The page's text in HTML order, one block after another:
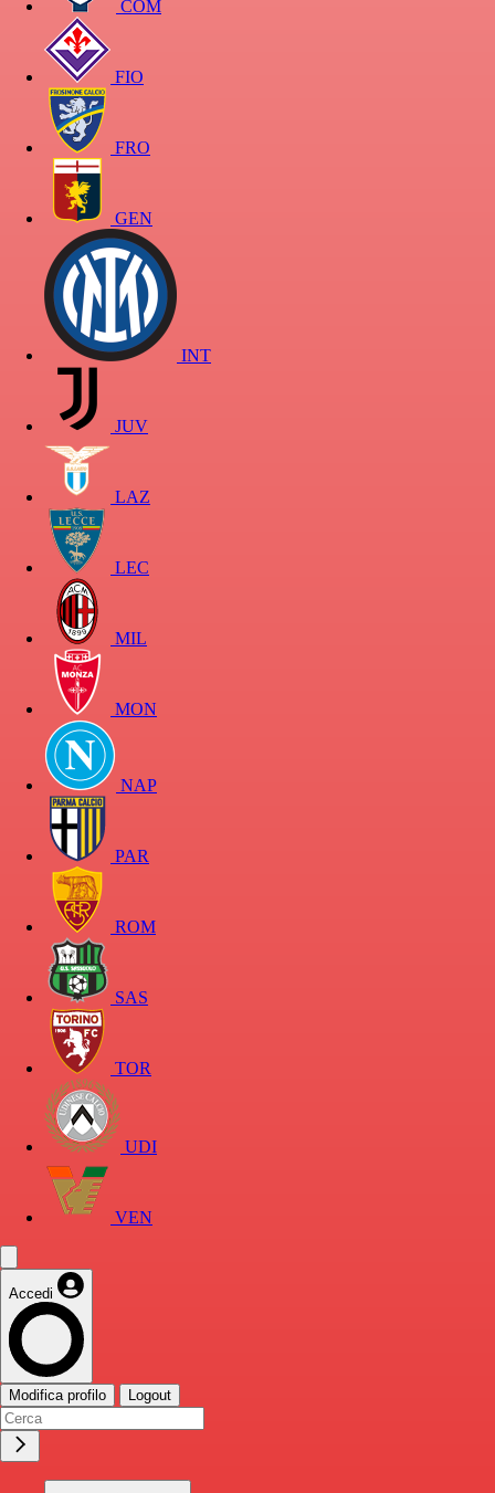
COM
FIO
FRO
GEN
INT
JUV
LAZ
LEC
MIL
MON
NAP
PAR
ROM
SAS
TOR
UDI
VEN
Accedi
Modifica profilo Logout